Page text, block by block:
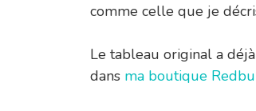
comme celle que je
Le tableau original a
dans ma boutique